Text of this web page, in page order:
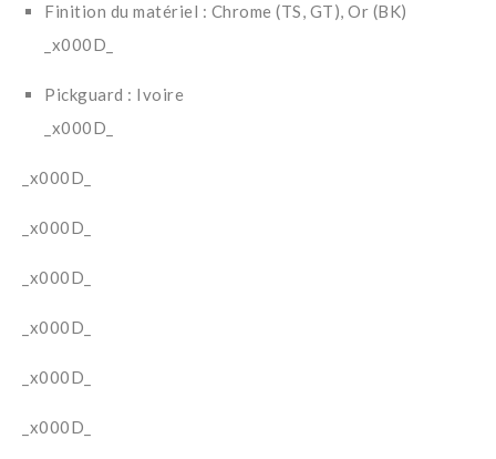
Finition du matériel : Chrome (TS, GT), Or (BK)
_x000D_
Pickguard : Ivoire
_x000D_
_x000D_
_x000D_
_x000D_
_x000D_
_x000D_
_x000D_